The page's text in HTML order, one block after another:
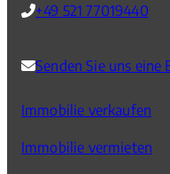
+49 521 77019440
Senden Sie uns eine
Immobilie verkaufen
Immobilie vermieten